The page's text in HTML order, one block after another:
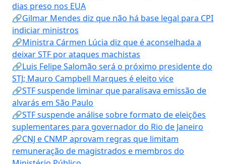
dias preso nos EUA
🔗Gilmar Mendes diz que não há base legal para CPI
indiciar ministros
🔗Ministra Cármen Lúcia diz que é aconselhada a
deixar STF por ataques machistas
🔗Luis Felipe Salomão será o próximo presidente do
STJ; Mauro Campbell Marques é eleito vice
🔗STF suspende liminar que paralisava emissão de
alvarás em São Paulo
🔗STF suspende análise sobre formato de eleições
suplementares para governador do Rio de Janeiro
🔗CNJ e CNMP aprovam regras que limitam
remuneração de magistrados e membros do